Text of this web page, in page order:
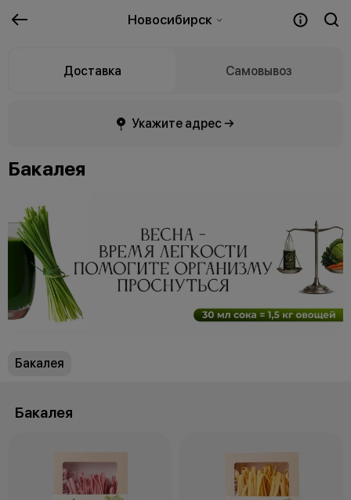
Новосибирск
Доставка Самовывоз
Укажите адрес →
Бакалея
Бакалея
Бакалея